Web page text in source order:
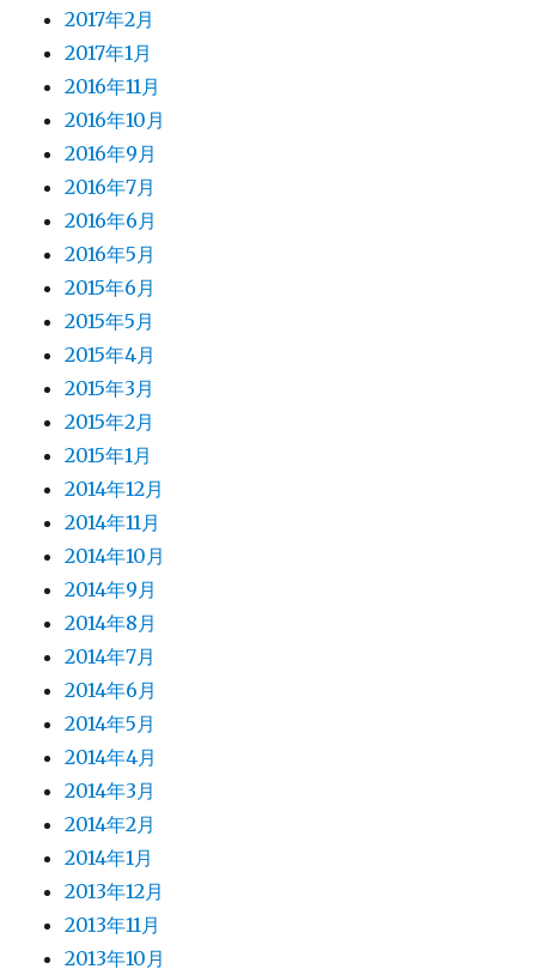
2017年2月
2017年1月
2016年11月
2016年10月
2016年9月
2016年7月
2016年6月
2016年5月
2015年6月
2015年5月
2015年4月
2015年3月
2015年2月
2015年1月
2014年12月
2014年11月
2014年10月
2014年9月
2014年8月
2014年7月
2014年6月
2014年5月
2014年4月
2014年3月
2014年2月
2014年1月
2013年12月
2013年11月
2013年10月